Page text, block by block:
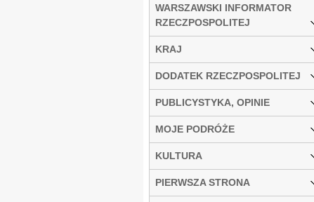
WARSZAWSKI INFORMATOR
RZECZPOSPOLITEJ
KRAJ
DODATEK RZECZPOSPOLITEJ
PUBLICYSTYKA, OPINIE
MOJE PODRÓŻE
KULTURA
PIERWSZA STRONA